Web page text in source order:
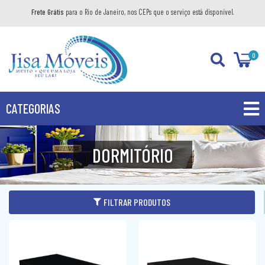
Frete Grátis para o Rio de Janeiro, nos CEPs que o serviço está disponível.
0
CATEGORIAS
PROMOÇÕES
PRODUTOS
BANHEIRO
BALCÃO
DORMITÓRIO
FILTRAR PRODUTOS